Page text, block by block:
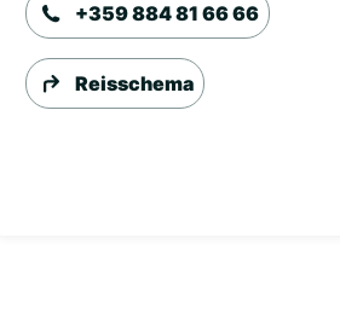
+359 884 81 66 66
Reisschema